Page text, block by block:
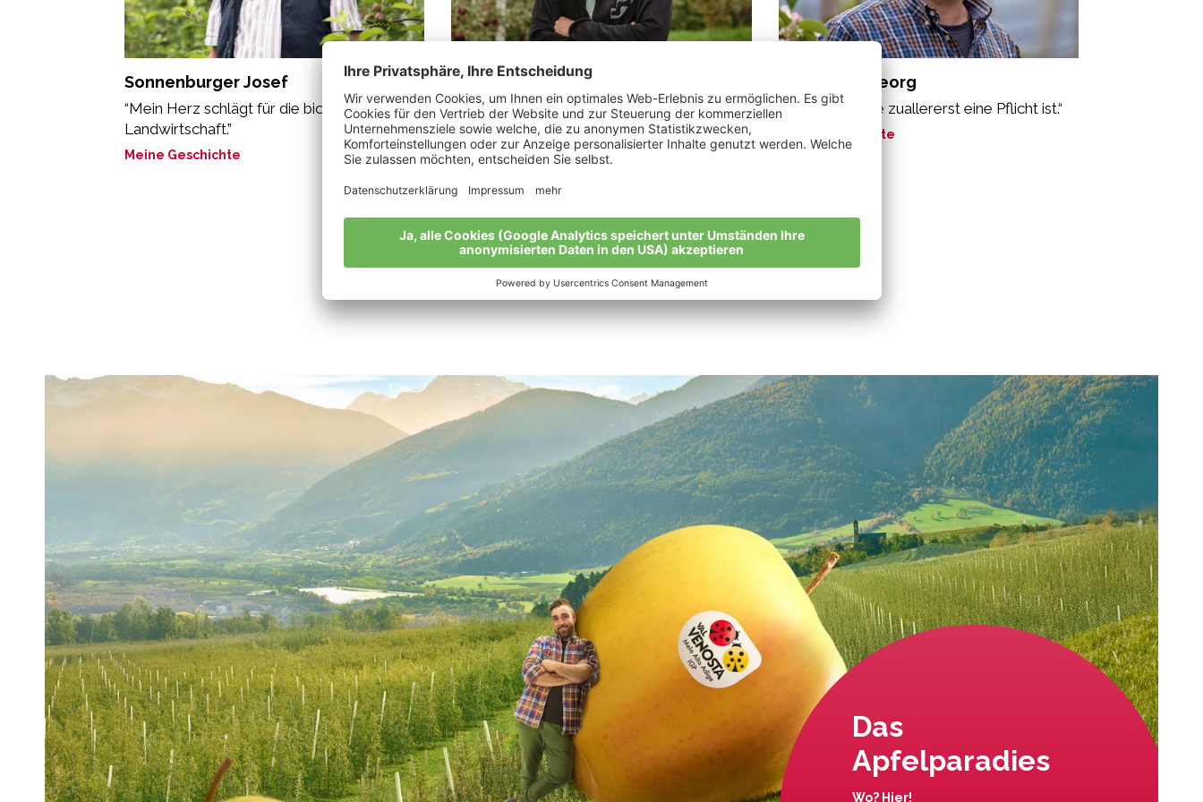
Sonnenburger Josef
“Mein Herz schlägt für die biologische
Landwirtschaft.”
Meine Geschichte
Jennewein Samuel Franz
„Das Gefühl der Zufriedenheit.“
Meine Geschichte
Tappeiner Georg
“Eine Arbeit, die zuallererst eine Pflicht ist.“
Meine Geschichte
Alle Bio-Bauern im Überblick
Das
Apfelparadies
Wo? Hier!